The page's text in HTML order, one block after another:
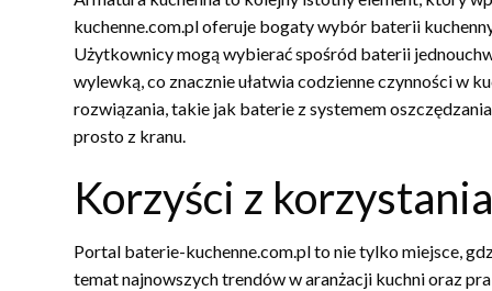
kuchenne.com.pl oferuje bogaty wybór baterii
Użytkownicy mogą wybierać spośród baterii
wylewką, co znacznie ułatwia codzienne czynności w
rozwiązania, takie jak baterie z systemem
prosto z kranu.
Korzyści z
Portal baterie-kuchenne.com.pl to nie tylko miejsce,
temat najnowszych trendów w aranżacji kuchni oraz